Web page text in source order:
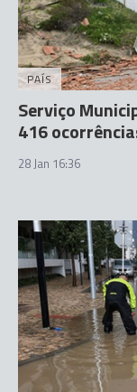
PAÍS
Serviço
416
28 Jan 16:36